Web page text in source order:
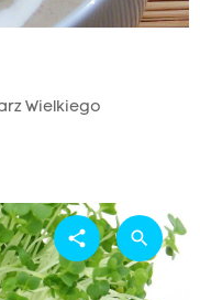
Wielkiego
share search